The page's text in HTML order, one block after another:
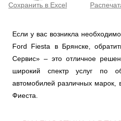
Сохранить в Excel
Если у вас возникла
Ford Fiesta в Брянске,
Сервис» – это отличное
широкий спектр услуг по
автомобилей различных
Фиеста.